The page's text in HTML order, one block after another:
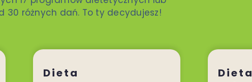
30 różnych dań. To ty decydujesz!
Dieta Dieta